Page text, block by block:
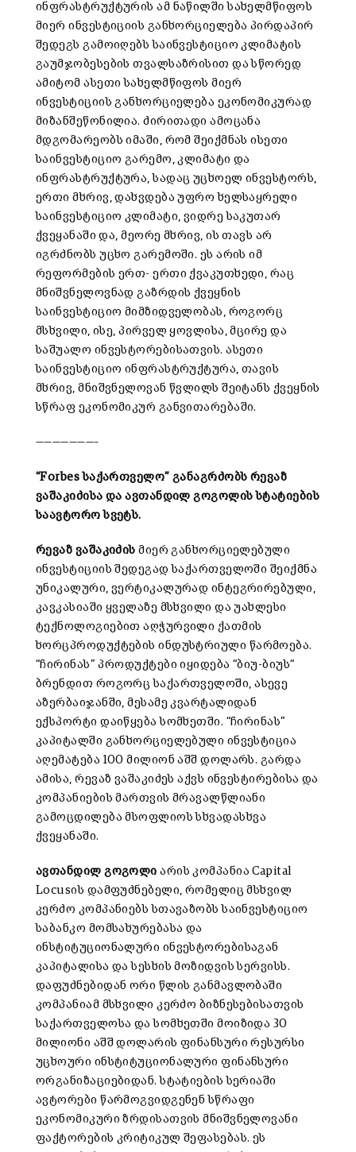
ინფრასტრუქტურის ამ ნაწილში სახელმწიფოს
მიერ ინვესტიციის განხორციელება პირდაპირ
შედეგს გამოიღებს საინვესტიციო კლიმატის
გაუმჯობესების თვალსაზრისით და სწორედ
ამიტომ ასეთი სახელმწიფოს მიერ
ინვესტიციის განხორციელება ეკონომიკურად
მიზანშეწონილია. ძირითადი ამოცანა
მდგომარეობს იმაში, რომ შეიქმნას ისეთი
საინვესტიციო გარემო, კლიმატი და
ინფრასტრუქტურა, სადაც უცხოელ ინვესტორს,
ერთი მხრივ, დახვდება უფრო ხელსაყრელი
საინვესტიციო კლიმატი, ვიდრე საკუთარ
ქვეყანაში და, მეორე მხრივ, ის თავს არ
იგრძნობს უცხო გარემოში. ეს არის იმ
რეფორმების ერთ- ერთი ქვაკუთხედი, რაც
მნიშვნელოვნად გაზრდის ქვეყნის
საინვესტიციო მიმზიდველობას, როგორც
მსხვილი, ისე, პირველ ყოვლისა, მცირე და
საშუალო ინვესტორებისათვის. ასეთი
საინვესტიციო ინფრასტრუქტურა, თავის
მხრივ, მნიშვნელოვან წვლილს შეიტანს ქვეყნის
სწრაფ ეკონომიკურ განვითარებაში.
———————–
“Forbes საქართველო” განაგრძობს რევაზ
ვაშაკიძისა და ავთანდილ გოგოლის სტატიების
საავტორო სვეტს.
რევაზ ვაშაკიძის მიერ განხორციელებული
ინვესტიციის შედეგად საქართველოში შეიქმნა
უნიკალური, ვერტიკალურად ინტეგრირებული,
კავკასიაში ყველაზე მსხვილი და უახლესი
ტექნოლოგიებით აღჭურვილი ქათმის
ხორცპროდუქტების ინდუსტრიული წარმოება.
“ჩირინას” პროდუქტები იყიდება “ბიუ-ბიუს“
ბრენდით როგორც საქართველოში, ასევე
აზერბაიჯანში, მესამე კვარტალიდან
ექსპორტი დაიწყება სომხეთში. “ჩირინას”
კაპიტალში განხორციელებული ინვესტიცია
აღემატება 100 მილიონ აშშ დოლარს. გარდა
ამისა, რევაზ ვაშაკიძეს აქვს ინვესტირებისა და
კომპანიების მართვის მრავალწლიანი
გამოცდილება მსოფლიოს სხვადასხვა
ქვეყანაში.
ავთანდილ გოგოლი არის კომპანია Capital
Locusის დამფუძნებელი, რომელიც მსხვილ
კერძო კომპანიებს სთავაზობს საინვესტიციო
საბანკო მომსახურებასა და
ინსტიტუციონალური ინვესტორებისაგან
კაპიტალისა და სესხის მოზიდვის სერვისს.
დაფუძნებიდან ორი წლის განმავლობაში
კომპანიამ მსხვილი კერძო ბიზნესებისათვის
საქართველოსა და სომხეთში მოიზიდა 30
მილიონი აშშ დოლარის ფინანსური რესურსი
უცხოური ინსტიტუციონალური ფინანსური
ორგანიზაციებიდან. სტატიების სერიაში
ავტორები წარმოგვიდგენენ სწრაფი
ეკონომიკური ზრდისათვის მნიშვნელოვანი
ფაქტორების კრიტიკულ შეფასებას. ეს